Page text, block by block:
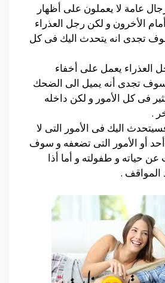
عامة لا يعملون على أظهار
الأخرون و لكن رجل العذراء
تجدى انه يتحدث اليك فى كل
العذراء يعمل على أخفاء
تجدى أنه يميل الى الضحك
فى كل الأمور و لكن داخله
.
اليك فى الأمور التى لا
أحد أو الأمور التى تضعفه و سوف
عن حياته و طفولته و أما أذا
.